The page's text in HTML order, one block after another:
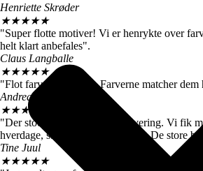
Henriette Skrøder
★★★★★
"Super flotte motiver! Vi er henrykte over
helt klart anbefales".
Claus Langballe
★★★★★
"Flot farvegengivelse. Farverne matcher dem
Andreas W. Nielsen
★★★
"Der stod 4-6 hverdage ved levering. Vi fik
hverdage, så vi er meget tilfredse. De store
Tine Juul
★★★★★